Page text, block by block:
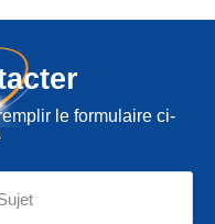
le formulaire ci-